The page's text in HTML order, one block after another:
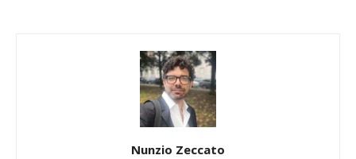
Nunzio Zeccato